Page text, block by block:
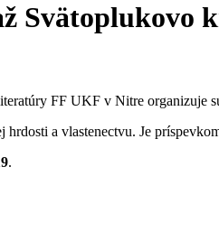
Svätoplukovo
FF UKF v Nitre organizuje
a vlastenectvu. Je
.